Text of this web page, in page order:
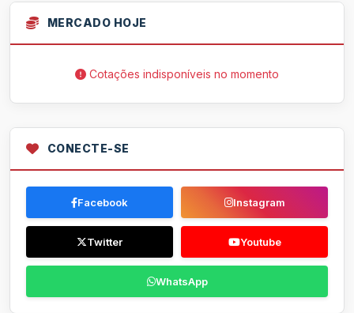
MERCADO HOJE
Cotações indisponíveis no momento
CONECTE-SE
Facebook Instagram
Twitter Youtube
WhatsApp